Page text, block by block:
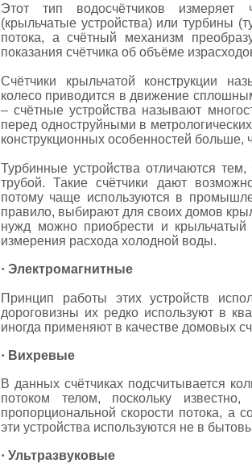
Этот тип водосчётчиков измеряет
(крыльчатые устройства) или турбины
потока, а счётный механизм
показания счётчика об объёме
Счётчики крыльчатой конструкции
колесо приводится в движение
– счётные устройства называют
перед одноструйными в
конструкционных особенностей больше,
Турбинные устройства отличаются
трубой. Такие счётчики дают
потому чаще используются в
правило, выбирают для своих домов
нужд можно приобрести и крыльчатый
измерения расхода холодной воды.
· Электромагнитные
Принцип работы этих устройств
дороговизны их редко используют в
иногда применяют в качестве домовых
· Вихревые
В данных счётчиках подсчитывается
потоком телом, поскольку
пропорциональной скорости потока, а
эти устройства используются не в
· Ультразвуковые